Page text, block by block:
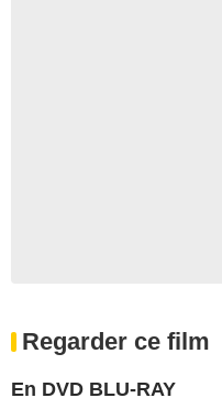
Regarder ce film
En DVD BLU-RAY